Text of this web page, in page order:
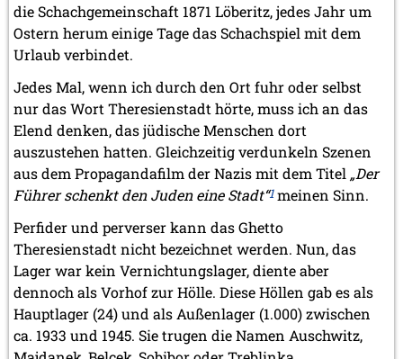
die Schachgemeinschaft 1871 Löberitz, jedes Jahr um
Ostern herum einige Tage das Schachspiel mit dem
Urlaub verbindet.
Jedes Mal, wenn ich durch den Ort fuhr oder selbst
nur das Wort Theresienstadt hörte, muss ich an das
Elend denken, das jüdische Menschen dort
auszustehen hatten. Gleichzeitig verdunkeln Szenen
aus dem Propagandafilm der Nazis mit dem Titel „Der
Führer schenkt den Juden eine Stadt“1meinen Sinn.
Perfider und perverser kann das Ghetto
Theresienstadt nicht bezeichnet werden. Nun, das
Lager war kein Vernichtungslager, diente aber
dennoch als Vorhof zur Hölle. Diese Höllen gab es als
Hauptlager (24) und als Außenlager (1.000) zwischen
ca. 1933 und 1945. Sie trugen die Namen Auschwitz,